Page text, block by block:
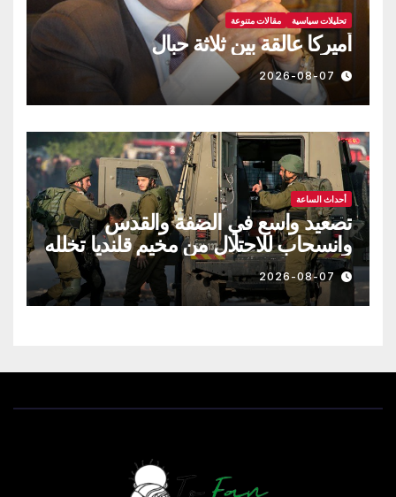
تحليلات سياسية مقالات متنوعة
أميركا عالقة بين ثلاثة حبال
2026-08-07
أحداث الساعة
تصعيد واسع في الضفة والقدس
وانسحاب للاحتلال من مخيم قلنديا تخلله
عشرات الإصابات والاعتقالات
2026-08-07